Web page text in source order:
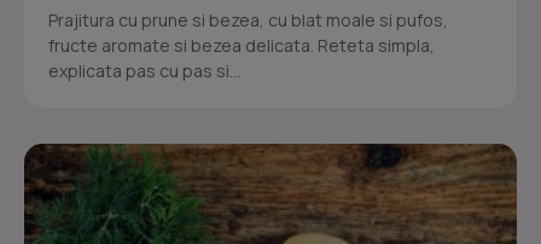
Prajitura cu prune si bezea, cu blat moale si pufos,
fructe aromate si bezea delicata. Reteta simpla,
explicata pas cu pas si...